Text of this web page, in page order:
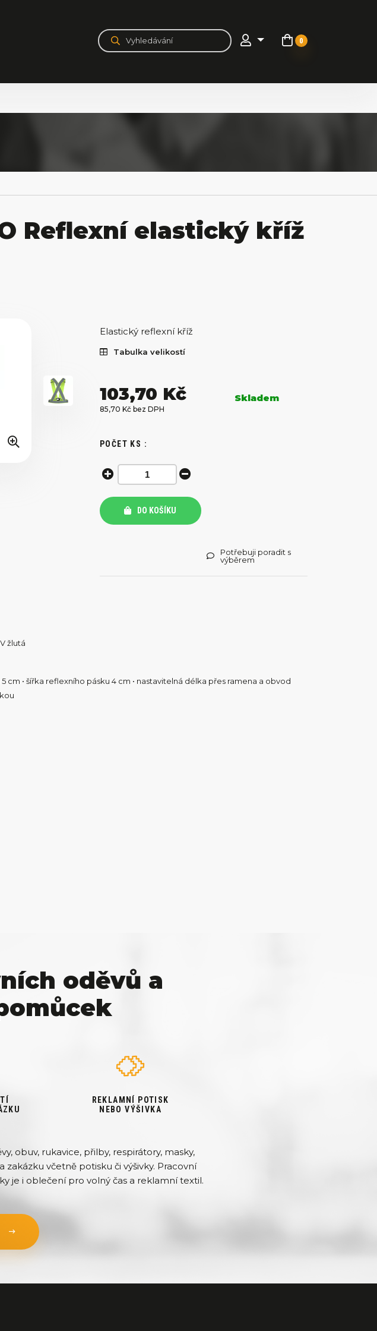
0
Reflexní elastický kříž
Elastický reflexní kříž
Tabulka velikostí
103,70 Kč
85,70 Kč bez DPH
Skladem
POČET KS :
DO KOŠÍKU
Potřebuji poradit s
výběrem
žlutá
cm • šířka reflexního pásku 4 cm • nastavitelná délka přes ramena a obvod
oděvů a
REKLAMNÍ POTISK
NEBO VÝŠIVKA
obuv, rukavice, přilby, respirátory, masky,
včetně potisku či výšivky. Pracovní
je i oblečení pro volný čas a reklamní textil.